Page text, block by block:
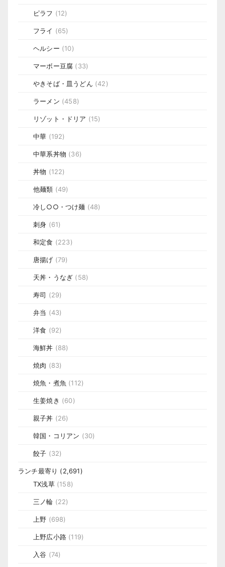
ピラフ (12)
フライ (65)
ヘルシー (10)
マーボー豆腐 (33)
やきそば・皿うどん (42)
ラーメン (458)
リゾット・ドリア (15)
中華 (192)
中華系丼物 (36)
丼物 (122)
他麺類 (49)
冷し○○・つけ麺 (48)
刺身 (61)
和定食 (223)
唐揚げ (79)
天丼・うなぎ (58)
寿司 (29)
弁当 (43)
洋食 (92)
海鮮丼 (88)
焼肉 (83)
焼魚・煮魚 (112)
生姜焼き (60)
親子丼 (26)
韓国・コリアン (30)
餃子 (32)
ランチ最寄り (2,691)
TX浅草(158)
三ノ輪 (22)
上野 (698)
上野広小路 (119)
入谷 (74)